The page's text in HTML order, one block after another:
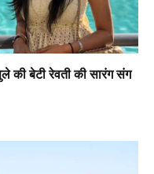
की बेटी रेवती की सारंग संग